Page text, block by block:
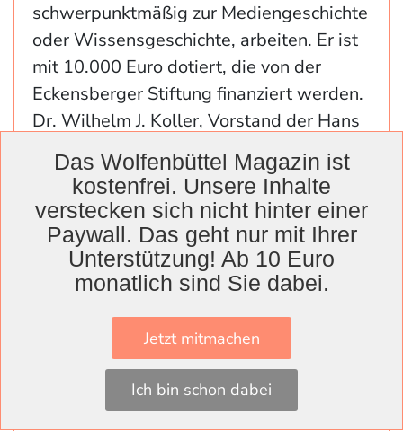
schwerpunktmäßig zur Mediengeschichte
oder Wissensgeschichte, arbeiten. Er ist
mit 10.000 Euro dotiert, die von der
Eckensberger Stiftung finanziert werden.
Dr. Wilhelm J. Koller, Vorstand der Hans
und Helga Eckensberger Stiftung,
betonte die intensive Zusammenarbeit
mit der Herzog August Bibliothek. Für die
Stiftung, die in diesem Jahr ihr 50-
jähriges Bestehen feierte, sei die
Förderung von Bildung, Ausbildung,
Bedeutung. Dabei nehme die HAB unter
den geförderten Institutionen eine
Spitzenrolle ein. Die Bibliothek treibe mit
diesem Preis die Erforschung der
Das Wolfenbüttel Magazin ist
kostenfrei. Unsere Inhalte
verstecken sich nicht hinter einer
Paywall. Das geht nur mit Ihrer
Unterstützung! Ab 10 Euro
monatlich sind Sie dabei.
Jetzt mitmachen
Ich bin schon dabei